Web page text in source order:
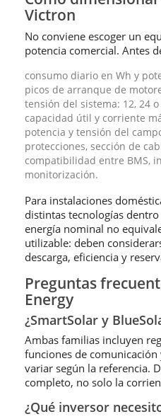
Victron
No conviene escoger un
potencia comercial. Antes
consumo diario en Wh y
picos de arranque de
tensión del sistema: 12, 24 o
capacidad útil y corriente
potencia y tensión del
protecciones, sección de
compatibilidad entre BMS,
monitorización.
Para instalaciones
distintas tecnologías dentro
energía nominal no
utilizable: deben
descarga, eficiencia y
Preguntas
Energy
¿SmartSolar y
Ambas familias incluyen
funciones de
variar según la referencia.
completo, no solo la
¿Qué inversor